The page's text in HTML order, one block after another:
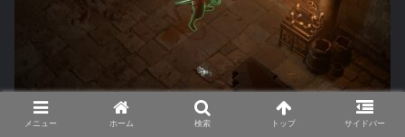
メニュー ホーム 検索 トップ サイドバー